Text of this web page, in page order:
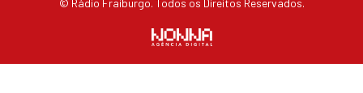
© Rádio Fraiburgo. Todos os Direitos Reservados.